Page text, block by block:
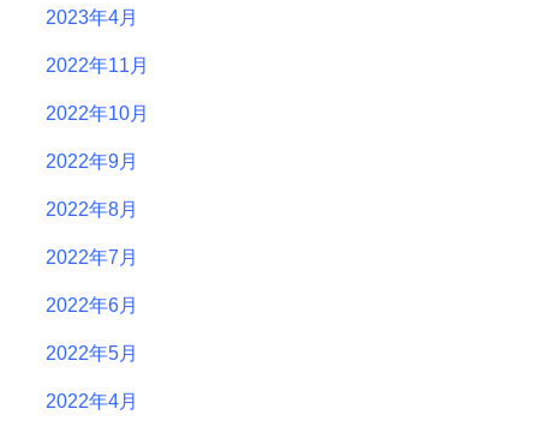
2023年4月
2022年11月
2022年10月
2022年9月
2022年8月
2022年7月
2022年6月
2022年5月
2022年4月